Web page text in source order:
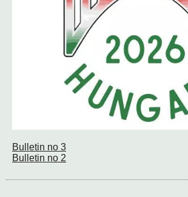
Bulletin no 3
Bulletin no 2